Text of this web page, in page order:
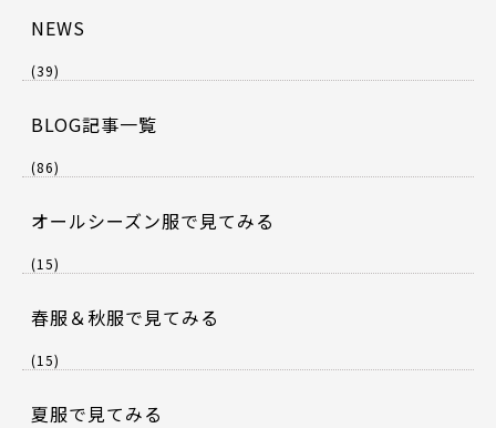
NEWS
(39)
BLOG記事一覧
(86)
オールシーズン服で見てみる
(15)
春服＆秋服で見てみる
(15)
夏服で見てみる